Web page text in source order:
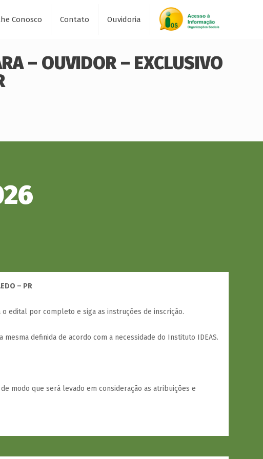
Conosco Contato Ouvidoria
– OUVIDOR – EXCLUSIVO
– PR
o edital por completo e siga as instruções de inscrição.
definida de acordo com a necessidade do Instituto IDEAS.
modo que será levado em consideração as atribuições e